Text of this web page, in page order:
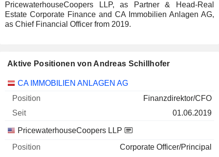
PricewaterhouseCoopers LLP, as Partner & Head-Real
Estate Corporate Finance and CA Immobilien Anlagen AG,
as Chief Financial Officer from 2019.
Aktive Positionen von Andreas Schillhofer
Unternehmen Position Beginn
CA IMMOBILIEN ANLAGEN AG
Finanzdirektor/CFO
01.06.2019
PricewaterhouseCoopers LLP
Corporate Officer/Principal